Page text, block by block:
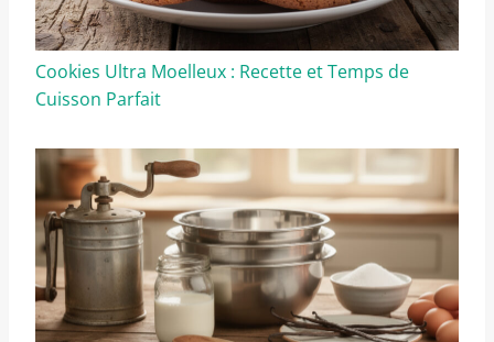
Cookies Ultra Moelleux : Recette et Temps de
Cuisson Parfait